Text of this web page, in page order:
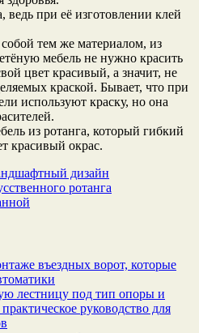
ведь при её изготовлении клей
тем же материалом, из
мебель не нужно красить
цвет красивый, а значит, не
краской. Бывает, что при
используют краску, но она
из ротанга, который гибкий
красивый окрас.
дизайн
ротанга
въездных ворот, которые
лестницу под тип опоры и
руководство для